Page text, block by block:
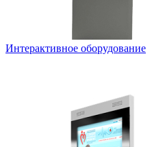
Интерактивное оборудование